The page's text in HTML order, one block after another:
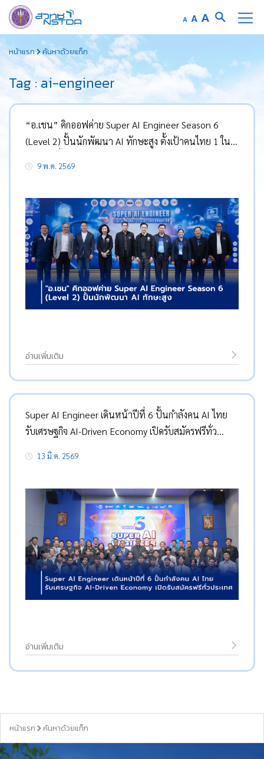
to
content
A Decrease
font
AReset
font
A Increase
font
หน้าแรก ค้นหาด้วยแท็ก
Tag : ai-engineer
“อ.เชน” คิกออฟค่าย Super AI Engineer Season 6
(Level 2) ปั้นนักพัฒนา AI ทักษะสูง ตั้งเป้าคนไทย 1 ใน 3
9 พ.ค. 2569
อ่านเพิ่มเติม
Super AI Engineer เดินหน้าปีที่ 6 ปั้นกำลังคน AI ไทย
รับเศรษฐกิจ AI-Driven Economy เปิดรับสมัครฟรีทั่ว
ประเทศ
13 มี.ค. 2569
อ่านเพิ่มเติม
หน้าแรก ค้นหาด้วยแท็ก